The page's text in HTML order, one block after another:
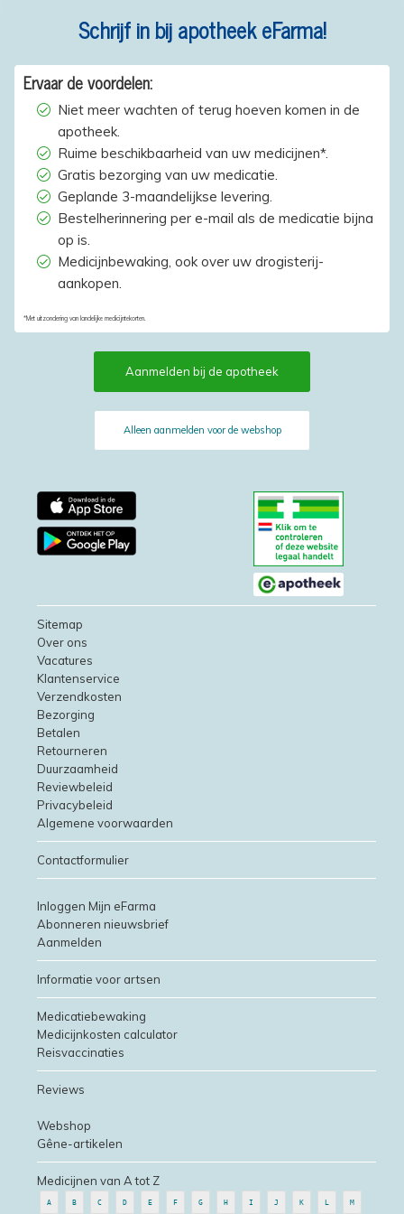
Schrijf in bij apotheek eFarma!
Ervaar de voordelen:
Niet meer wachten of terug hoeven komen in de
apotheek.
Ruime beschikbaarheid van uw medicijnen*.
Gratis bezorging van uw medicatie.
Geplande 3-maandelijkse levering.
Bestelherinnering per e-mail als de medicatie bijna
op is.
Medicijnbewaking, ook over uw drogisterij-
aankopen.
*Met uitzondering van landelijke medicijntekorten.
Aanmelden bij de apotheek
Alleen aanmelden voor de webshop
Sitemap
Over ons
Vacatures
Klantenservice
Verzendkosten
Bezorging
Betalen
Retourneren
Duurzaamheid
Reviewbeleid
Privacybeleid
Algemene voorwaarden
Contactformulier
Inloggen Mijn eFarma
Abonneren nieuwsbrief
Aanmelden
Informatie voor artsen
Medicatiebewaking
Medicijnkosten calculator
Reisvaccinaties
Reviews
Webshop
Gêne-artikelen
Medicijnen van A tot Z
A B C D E F G H I J K L M